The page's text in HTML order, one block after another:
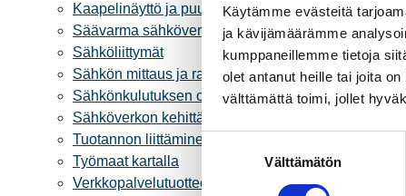
Käytämme evästeitä
ja kävijämäärämme
kumppaneillemme tietoja
olet antanut heille tai joita
välttämättä toimi, jollet
S
o
Välttämätön
Kaapelinäyttö ja puunkaatoapu
Säävarma sähköverkko
Sähköliittymät
Sähkön mittaus ja raportointi
Sähkönkulutuksen ohjaus kiinteistössä
Sähköverkon kehittämissuunnitelma
Tuotannon liittäminen verkkoon
Työmaat kartalla
Verkkopalvelutuotteet ja hinnastot